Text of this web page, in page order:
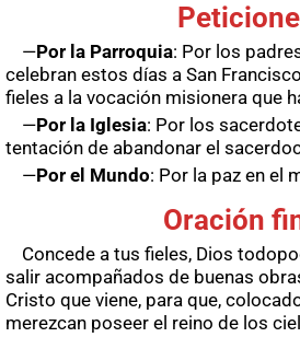
—Por la Parroquia: Por los
celebran estos días a San
fieles a la vocación misionera que
—Por la Iglesia: Por los
tentación de abandonar el
—Por el Mundo: Por la paz en el
Oración
Concede a tus fieles, Dios
salir acompañados de buenas
Cristo que viene, para que,
merezcan poseer el reino de los